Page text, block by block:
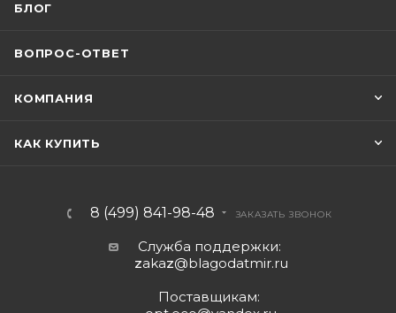
БЛОГ
ВОПРОС-ОТВЕТ
КОМПАНИЯ
КАК КУПИТЬ
8 (499) 841-98-48 ЗАКАЗАТЬ ЗВОНОК
Служба поддержки:
zakaz@blagodatmir.ru
Поставщикам: